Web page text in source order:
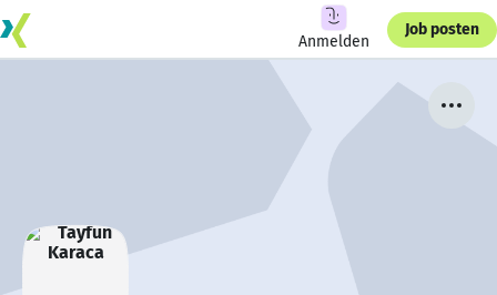
Anmelden
Job posten